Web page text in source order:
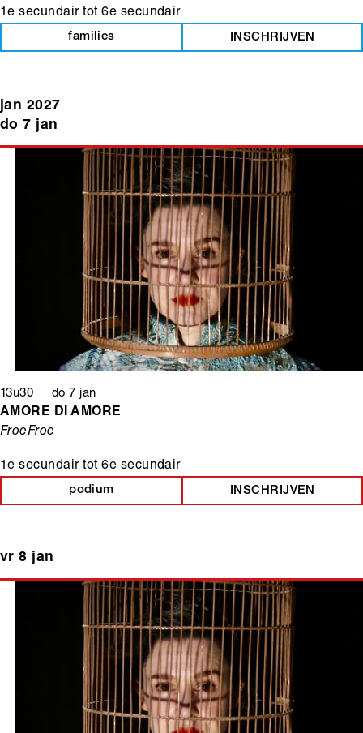
1e secundairtot6e secundair
families INSCHRIJVEN
jan 2027
do 7 jan
13u30 do 7 jan
1e secundairtot6e secundair
AMORE DI AMORE
FroeFroe
podium INSCHRIJVEN
vr 8 jan